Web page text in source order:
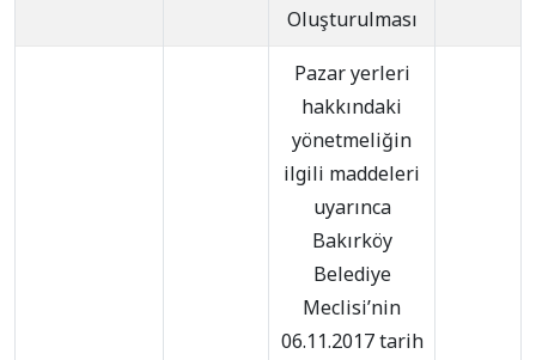
Oluşturulması
Pazar yerleri
hakkındaki
yönetmeliğin
ilgili maddeleri
uyarınca
Bakırköy
Belediye
Meclisi’nin
06.11.2017 tarih